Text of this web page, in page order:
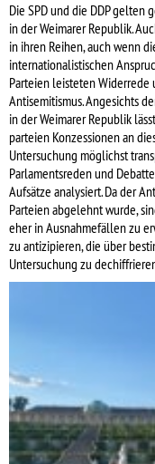
Die SPD und die DDP
in der Weimarer Republik.
in ihren Reihen, auch wenn
internationalistischen
Parteien leisteten Widerrede
Antisemitismus. Angesichts
in der Weimarer Republik
parteien Konzessionen an
Untersuchung möglichst
Parlamentsreden und
Aufsätze analysiert. Da der
Parteien abgelehnt wurde,
eher in Ausnahmefällen zu
zu antizipieren, die über
Untersuchung zu